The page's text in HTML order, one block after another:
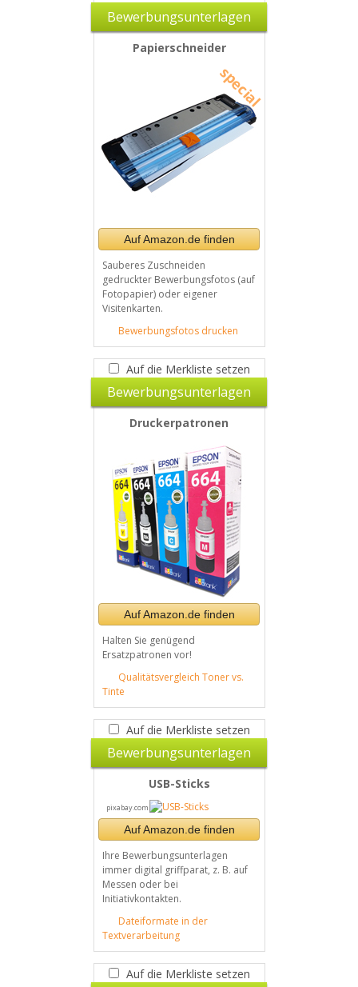
Bewerbungsunterlagen
Papierschneider
Auf Amazon.de finden
Sauberes Zuschneiden
gedruckter Bewerbungsfotos (auf
Fotopapier) oder eigener
Visitenkarten.
Bewerbungsfotos drucken
Auf die Merkliste setzen
Bewerbungsunterlagen
Druckerpatronen
Auf Amazon.de finden
Halten Sie genügend
Ersatzpatronen vor!
Qualitätsvergleich Toner vs.
Tinte
Auf die Merkliste setzen
Bewerbungsunterlagen
USB-Sticks
pixabay.com
Auf Amazon.de finden
Ihre Bewerbungsunterlagen
immer digital griffparat, z. B. auf
Messen oder bei
Initiativkontakten.
Dateiformate in der
Textverarbeitung
Auf die Merkliste setzen